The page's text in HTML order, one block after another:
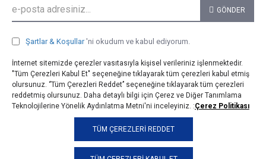
GÖNDER
Şartlar & Koşullar 'ni okudum ve kabul ediyorum.
© 2025, taji.com.tr, Tüm Hakları Saklıdır.
İnternet sitemizde çerezler vasıtasıyla kişisel verileriniz işlenmektedir.
"Tüm Çerezleri Kabul Et" seçeneğine tıklayarak tüm çerezleri kabul etmiş
olursunuz. ‘’Tüm Çerezleri Reddet’’ seçeneğine tıklayarak tüm çerezleri
reddetmiş olursunuz. Daha detaylı bilgi için Çerez ve Diğer Tanımlama
Teknolojilerine Yönelik Aydınlatma Metni'ni inceleyiniz. :Çerez Politikası
TÜM ÇEREZLERI REDDET